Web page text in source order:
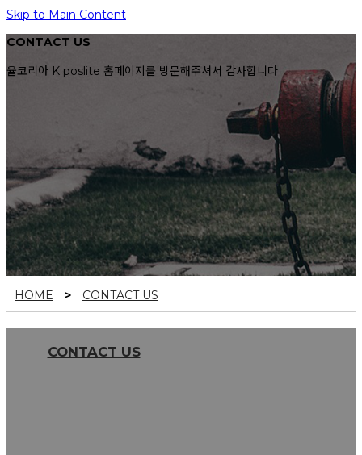
Skip to Main Content
CONTACT US
율코리아 K poslite 홈페이지를 방문해주셔서 감사합니다
HOME > CONTACT US
CONTACT US